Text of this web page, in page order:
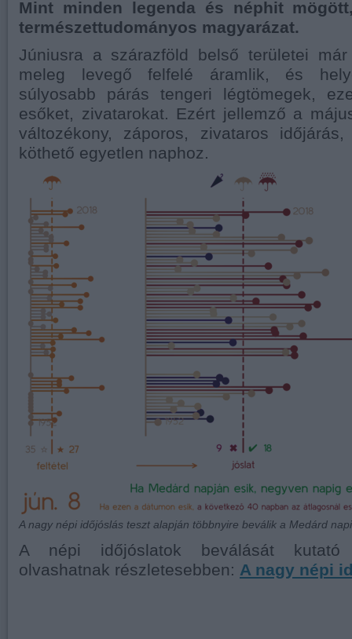
Mint minden legenda és néphit
természettudományos magyarázat.
Júniusra a szárazföld belső területei
meleg levegő felfelé áramlik, és
súlyosabb párás tengeri légtömegek,
esőket, zivatarokat. Ezért jellemző a
változékony, záporos, zivataros
köthető egyetlen naphoz.
A nagy népi időjóslás teszt alapján többnyire beválik a Medárd
A népi időjóslatok beválását kutató
olvashatnak részletesebben: A nagy népi